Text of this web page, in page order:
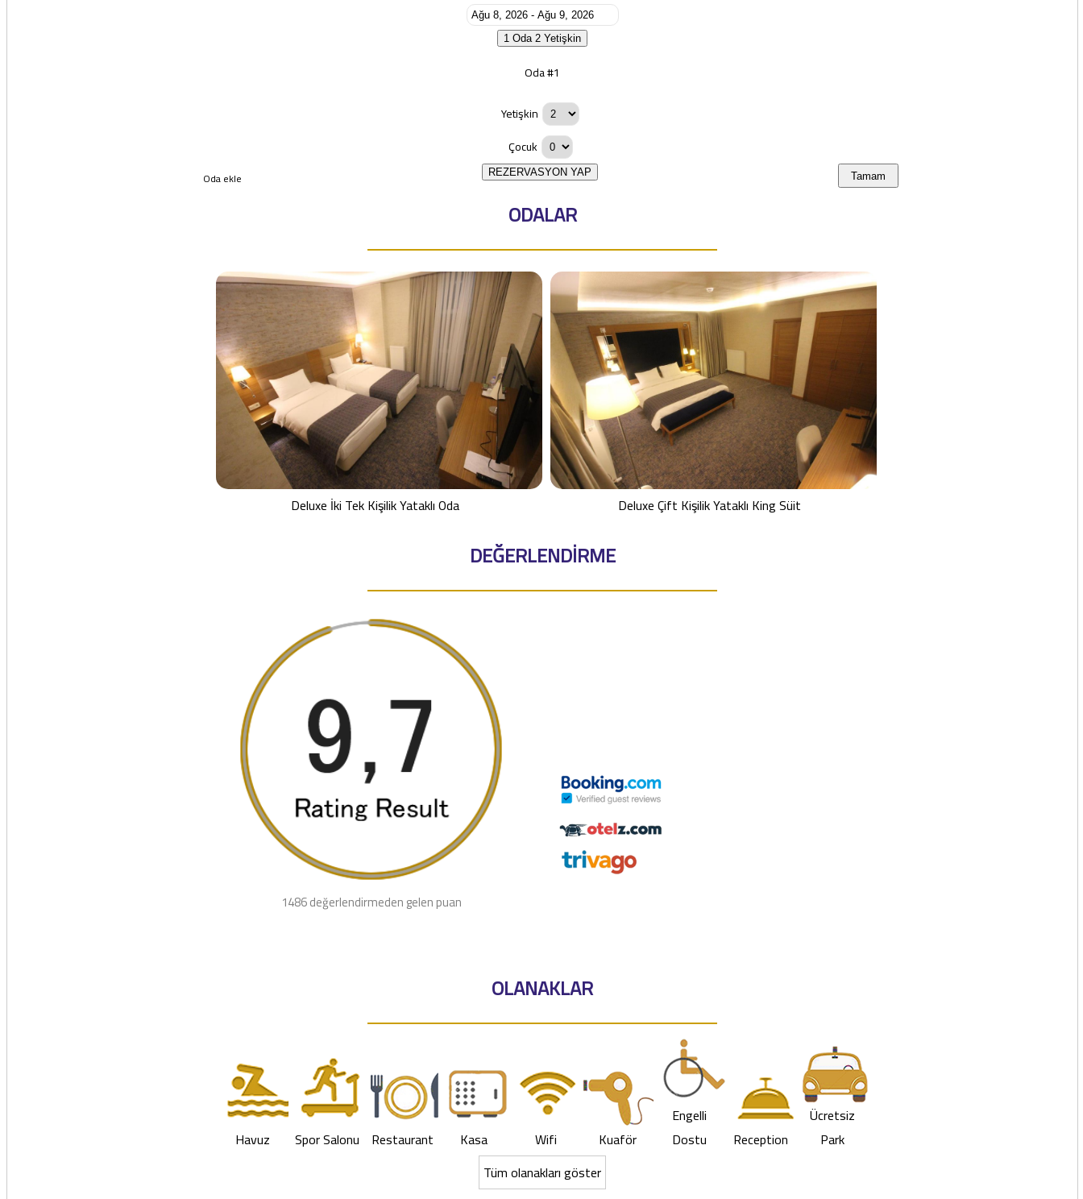
1 Oda 2 Yetişkin
Oda #1
Yetişkin
Çocuk
Oda ekle Tamam
REZERVASYON YAP
ODALAR
Deluxe İki Tek Kişilik Yataklı Oda Deluxe Çift Kişilik Yataklı King Süit
DEĞERLENDİRME
1486 değerlendirmeden gelen puan
OLANAKLAR
Havuz Spor Salonu Restaurant Kasa Wifi Kuaför
Engelli
Dostu
Reception
Ücretsiz
Park
Tüm olanakları göster